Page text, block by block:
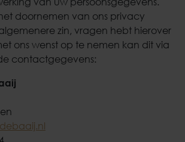
doornemen van ons privacy
zin, vragen hebt hierover
ons wenst op te nemen kan dit via
contactgegevens: